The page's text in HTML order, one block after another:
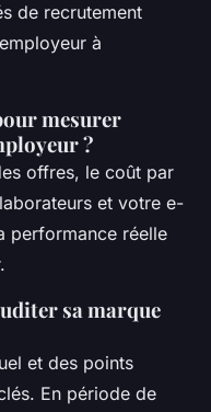
de recrutement
à
mesurer
?
offres, le coût par
et votre e-
performance réelle
sa marque
et des points
En période de